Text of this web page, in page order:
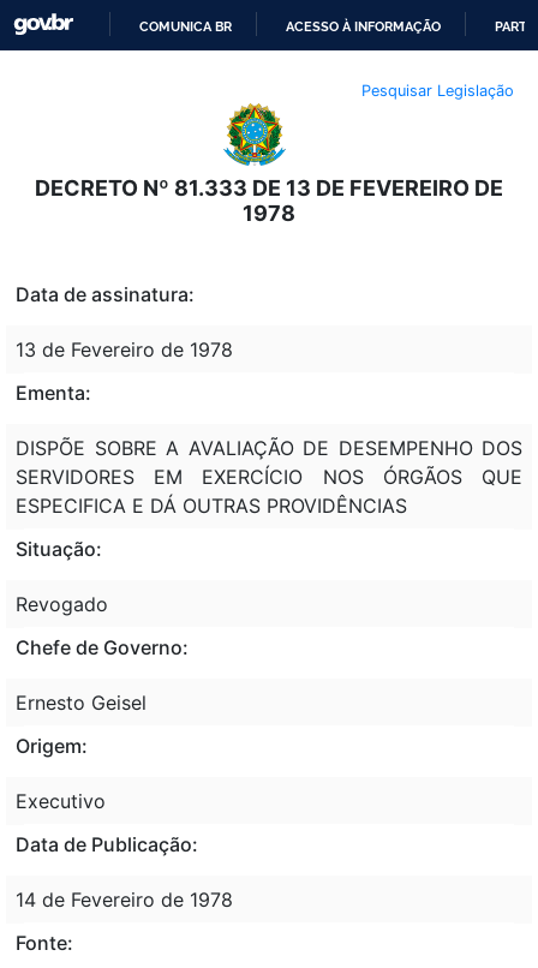
O
CONTEÚDO
COMUNICA BR ACESSO À INFORMAÇÃO
Pesquisar Legislação
DECRETO Nº 81.333 DE 13 DE FEVEREIRO DE
1978
Data de assinatura:
13 de Fevereiro de 1978
Ementa:
DISPÕE SOBRE A AVALIAÇÃO DE DESEMPENHO DOS
SERVIDORES EM EXERCÍCIO NOS ÓRGÃOS QUE
ESPECIFICA E DÁ OUTRAS PROVIDÊNCIAS
Situação:
Revogado
Chefe de Governo:
Ernesto Geisel
Origem:
Executivo
Data de Publicação:
14 de Fevereiro de 1978
Fonte: